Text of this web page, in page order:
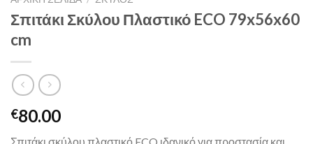
Σπιτάκι Σκύλου Πλαστικό ECO 79x56x60
cm
€80.00